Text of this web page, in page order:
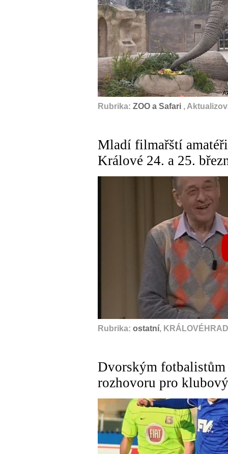
Rubrika: ZOO a Safari ,
Mladí filmařští
Králové 24. a 25.
Rubrika: ostatní,
Dvorským
rozhovoru pro